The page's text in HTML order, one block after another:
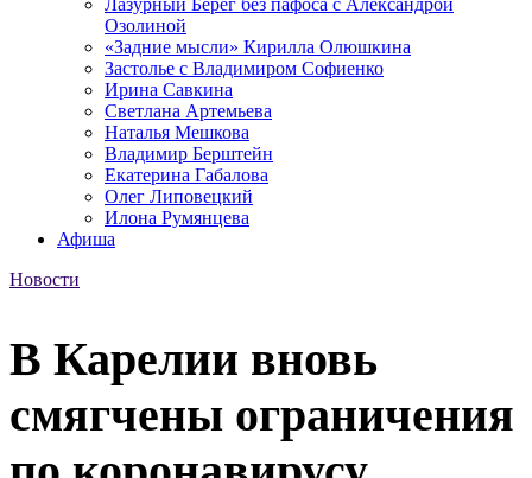
Лазурный Берег без пафоса с Александрой
Озолиной
«Задние мысли» Кирилла Олюшкина
Застолье с Владимиром Софиенко
Ирина Савкина
Светлана Артемьева
Наталья Мешкова
Владимир Берштейн
Екатерина Габалова
Олег Липовецкий
Илона Румянцева
Афиша
Новости
В Карелии вновь
смягчены ограничения